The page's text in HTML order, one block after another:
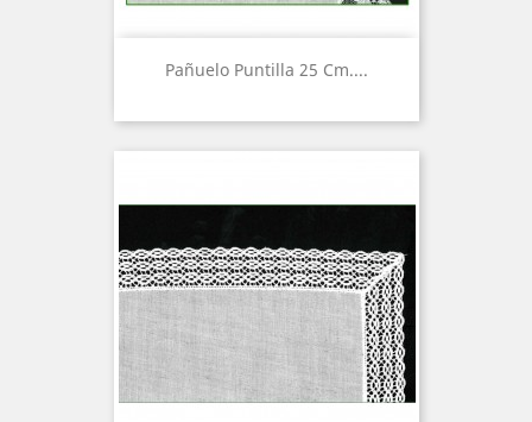
Pañuelo Puntilla 25 Cm....